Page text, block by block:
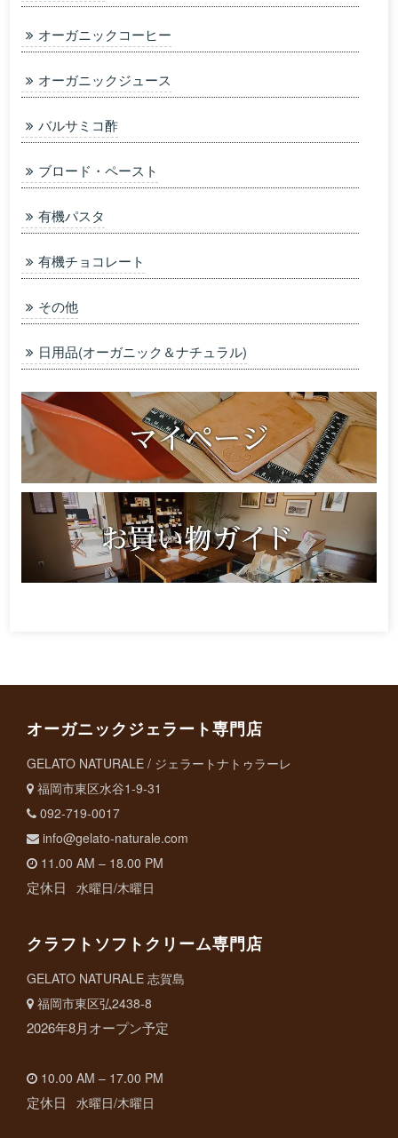
オーガニックコーヒー
オーガニックジュース
バルサミコ酢
ブロード・ペースト
有機パスタ
有機チョコレート
その他
日用品(オーガニック＆ナチュラル)
オーガニックジェラート専門店
GELATO NATURALE / ジェラートナトゥラーレ
福岡市東区水谷1-9-31
092-719-0017
info@gelato-naturale.com
11.00 AM – 18.00 PM
定休日 水曜日/木曜日
クラフトソフトクリーム専門店
GELATO NATURALE 志賀島
福岡市東区弘2438-8
2026年8月オープン予定
10.00 AM – 17.00 PM
定休日 水曜日/木曜日